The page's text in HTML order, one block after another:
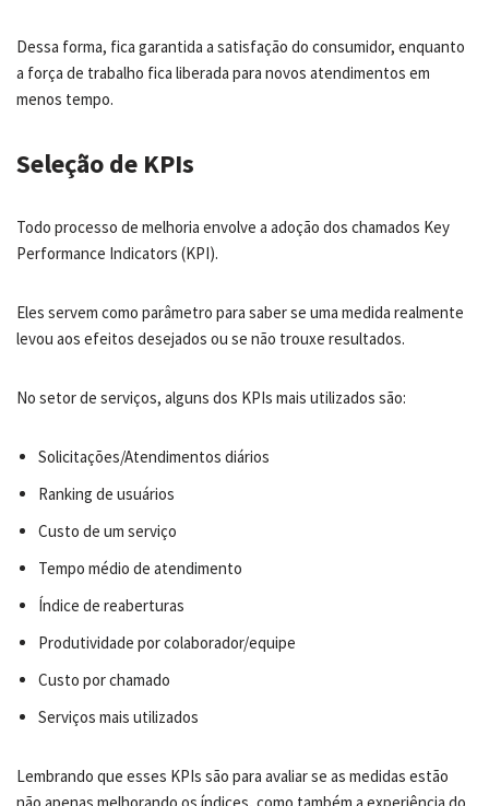
Dessa forma, fica garantida a satisfação do consumidor, enquanto
a força de trabalho fica liberada para novos atendimentos em
menos tempo.
Seleção de KPIs
Todo processo de melhoria envolve a adoção dos chamados Key
Performance Indicators (KPI).
Eles servem como parâmetro para saber se uma medida realmente
levou aos efeitos desejados ou se não trouxe resultados.
No setor de serviços, alguns dos KPIs mais utilizados são:
Solicitações/Atendimentos diários
Ranking de usuários
Custo de um serviço
Tempo médio de atendimento
Índice de reaberturas
Produtividade por colaborador/equipe
Custo por chamado
Serviços mais utilizados
Lembrando que esses KPIs são para avaliar se as medidas estão